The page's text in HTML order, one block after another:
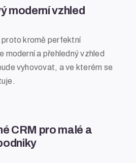
moderní vzhled
proto kromě perfektní
moderní a přehledný vzhled
vyhovovat, a ve kterém se
CRM pro malé a